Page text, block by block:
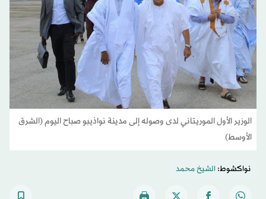
الوزير الأول الموريتاني لدى وصوله إلى مدينة نواذيبو صباح اليوم (الشرق
الأوسط)
نواكشوط:الشيخ محمد